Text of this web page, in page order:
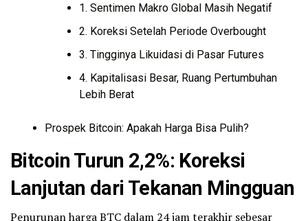
1. Sentimen Makro Global Masih Negatif
2. Koreksi Setelah Periode Overbought
3. Tingginya Likuidasi di Pasar Futures
4. Kapitalisasi Besar, Ruang Pertumbuhan
Lebih Berat
Prospek Bitcoin: Apakah Harga Bisa Pulih?
Bitcoin Turun 2,2%: Koreksi
Lanjutan dari Tekanan Mingguan
Penurunan harga BTC dalam 24 jam terakhir sebesar